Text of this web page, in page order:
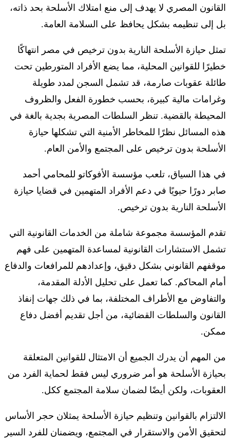
القانون المصري لا يهدف إلى منع امتلاك الأسلحة بحد ذاته،
بل إلى تنظيمه بشكل يحافظ على السلامة العامة.
تمثل حيازة الأسلحة النارية بدون ترخيص في مصر انتهاكًا
خطيرًا للقوانين المحلية، مما يضع الأفراد المتورطين تحت
طائلة عقوبات صارمة، قد تشمل السجن لمدد طويلة
وغرامات مالية كبيرة، بحسب خطورة الفعل والظروف
المحيطة بالقضية. تنظر السلطات المصرية بجدية بالغة في
هذه المسائل نظرًا للمخاطر الأمنية التي تشكلها حيازة
الأسلحة بدون ترخيص على المجتمع والأمن العام.
في هذا السياق، تلعب مؤسسة الأفوكاتو للمحامي أحمد
صابر دورًا حيويًا في دعم الأفراد المتهمين في قضايا حيازة
الأسلحة النارية بدون ترخيص.
تقدم المؤسسة مجموعة شاملة من الخدمات القانونية التي
تشمل الاستشارات القانونية لمساعدة المتهمين على فهم
موقفهم القانوني بشكل دقيق، وإعدادهم للمرافعات والدفاع
أمام المحاكم. كما تعمل على تحليل الأدلة المقدمة،
والتفاوض مع الأطراف المختلفة، بما في ذلك جهات إنفاذ
القانون والسلطات القضائية، من أجل تقديم أفضل دفاع
ممكن.
من المهم أن يدرك الجميع أن الامتثال للقوانين المتعلقة
بحيازة الأسلحة هو أمر ضروري ليس فقط لحماية الفرد من
العقوبات، ولكن أيضًا لضمان سلامة المجتمع ككل.
الالتزام بالقوانين وتنظيم حيازة الأسلحة يمثلان حجر الأساس
لتحقيق الأمن والاستقرار في المجتمع، ويضمنان للفرد السير